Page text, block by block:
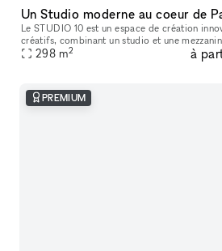
Un Studio moderne au coeur de
Le STUDIO 10 est un espace de création
créatifs, combinant un studio et une mezzanine. Situé au cœur du
arrondissement de Paris, à proximité du
298 m2 à
PREMIUM